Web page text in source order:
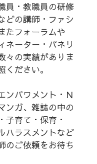
員・教職員の研修
どの講師・ファシ
たフォーラムや
ネーター・パネリ
々の実績がありま
ださい。
ンパワメント・Ｎ
ンガ、雑誌の中の
子育て・保育・
ハラスメントなど
のご依頼をお待ち